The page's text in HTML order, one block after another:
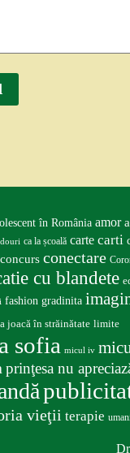
în România amor
ca la școală carte carti
concurs conectare
cu blandete
fashion gradinita
joacă în străinătate limite
sofia micul iv
prinţesa nu
vieţii terapie